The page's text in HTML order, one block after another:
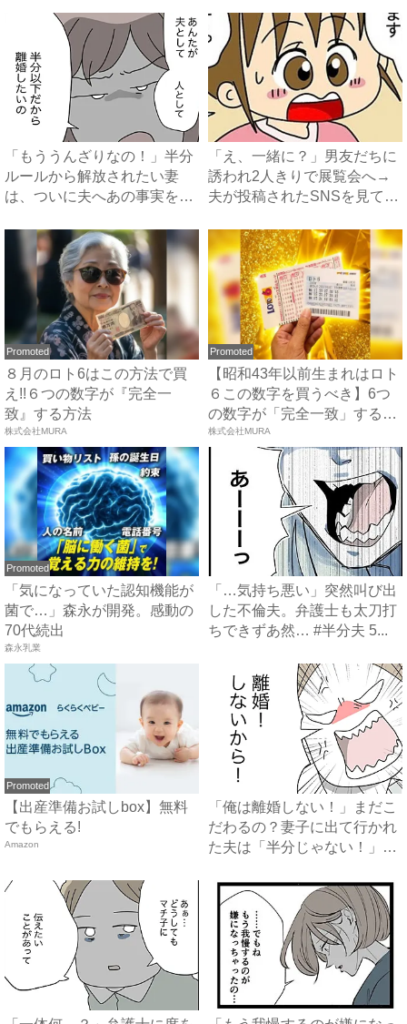
「もううんざりなの！」半分
ルールから解放されたい妻
は、ついに夫へあの事実を突
「え、一緒に？」男友だちに
誘われ2人きりで展覧会へ→
夫が投稿されたSNSを見て
Promoted
８月のロト6はこの方法で買
え!!６つの数字が『完全一
致』する方法
株式会社MURA
Promoted
【昭和43年以前生まれはロト
６この数字を買うべき】6つ
の数字が「完全一致」する
方...
株式会社MURA
Promoted
「気になっていた認知機能が
菌で…」森永が開発。感動の
70代続出
森永乳業
「…気持ち悪い」突然叫び出
した不倫夫。弁護士も太刀打
ちできずあ然… #半分夫 5...
Promoted
【出産準備お試しbox】無料
でもらえる!
Amazon
「俺は離婚しない！」まだこ
だわるの？妻子に出て行かれ
た夫は「半分じゃない！」と